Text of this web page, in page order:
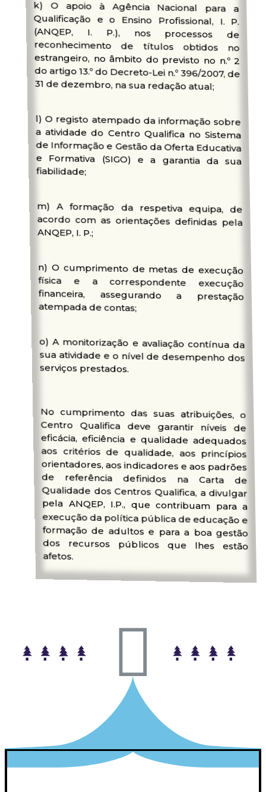
k) O apoio à Agência Nacional para a
Qualificação e o Ensino Profissional, I. P.
(ANQEP, I. P.), nos processos de
reconhecimento de títulos obtidos no
estrangeiro, no âmbito do previsto no n.º 2
do artigo 13.º do Decreto-Lei n.º 396/2007, de
31 de dezembro, na sua redação atual;
l) O registo atempado da informação sobre
a atividade do Centro Qualifica no Sistema
de Informação e Gestão da Oferta Educativa
e Formativa (SIGO) e a garantia da sua
fiabilidade;
m) A formação da respetiva equipa, de
acordo com as orientações definidas pela
ANQEP, I. P.;
n) O cumprimento de metas de execução
física e a correspondente execução
financeira, assegurando a prestação
atempada de contas;
o) A monitorização e avaliação contínua da
sua atividade e o nível de desempenho dos
serviços prestados.
No cumprimento das suas atribuições, o
Centro Qualifica deve garantir níveis de
eficácia, eficiência e qualidade adequados
aos critérios de qualidade, aos princípios
orientadores, aos indicadores e aos padrões
de referência definidos na Carta de
Qualidade dos Centros Qualifica, a divulgar
pela ANQEP, I.P., que contribuam para a
execução da política pública de educação e
formação de adultos e para a boa gestão
dos recursos públicos que lhes estão
afetos.